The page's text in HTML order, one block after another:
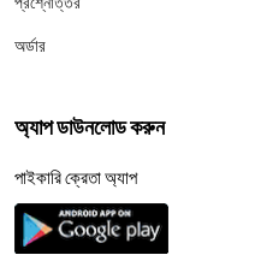
অর্ডার
অ্যাপ ডাউনলোড করুন
পাইকারি ক্রেতা অ্যাপ